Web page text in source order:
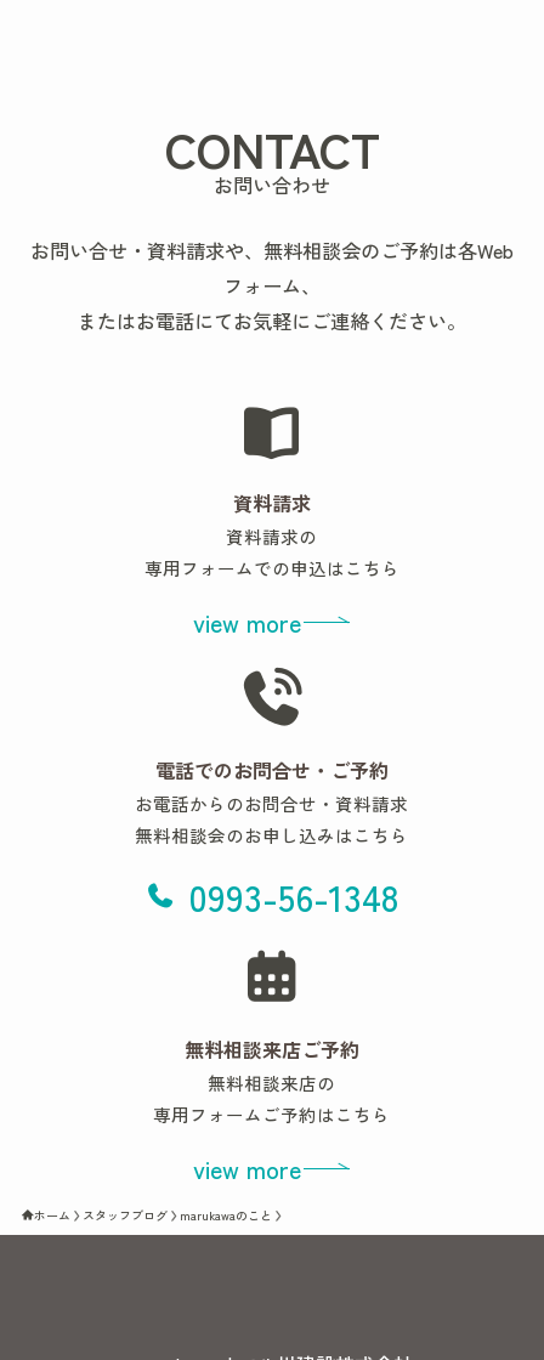
CONTACT
お問い合わせ
お問い合せ・資料請求や、無料相談会のご予約は各Web
フォーム、
またはお電話にてお気軽にご連絡ください。
資料請求
資料請求の
専用フォームでの申込はこちら
view more
電話でのお問合せ・ご予約
お電話からのお問合せ・資料請求
無料相談会のお申し込みはこちら
0993-56-1348
無料相談来店ご予約
無料相談来店の
専用フォームご予約はこちら
view more
ホーム スタッフブログ marukawaのこと